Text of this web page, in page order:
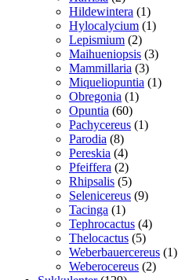
varer
Hildewintera 11
vare
Hylocalycium 11
Lepismium 22
varer
Maihueniopsis 33
Mammillaria 33
varer
Miqueliopuntia 11
Obregonia 11
Opuntia 6060
varer
Pachycereus 11
Parodia 88
varer
Pereskia 44
varer
Pfeiffera 22
varer
Rhipsalis 55
varer
Selenicereus 99
Tacinga 11
vare
Tephrocactus 44
Thelocactus 55
varer
Weberbauercereus 11
Weberocereus 22